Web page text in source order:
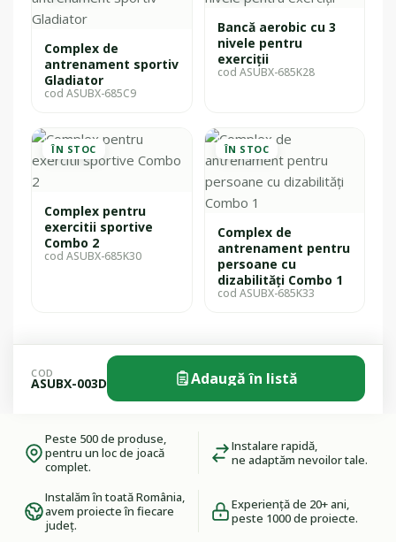
Complex de
antrenament sportiv
Gladiator
cod ASUBX-685C9
Bancă aerobic cu 3
nivele pentru
exerciții
cod ASUBX-685K28
ÎN STOC
Complex pentru
exercitii sportive
Combo 2
cod ASUBX-685K30
ÎN STOC
Complex de
antrenament pentru
persoane cu
dizabilități Combo 1
cod ASUBX-685K33
COD
ASUBX-003D Adaugă în listă
Peste 500 de produse,
pentru un loc de joacă
complet.
Instalare rapidă,
ne adaptăm nevoilor tale.
Instalăm în toată România,
avem proiecte în fiecare
județ.
Experiență de 20+ ani,
peste 1000 de proiecte.